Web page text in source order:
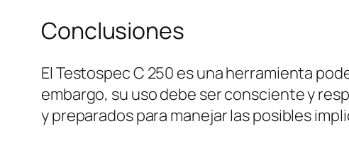
Conclusiones
El Testospec C 250 es una herramienta
embargo, su uso debe ser consciente y
y preparados para manejar las posibles